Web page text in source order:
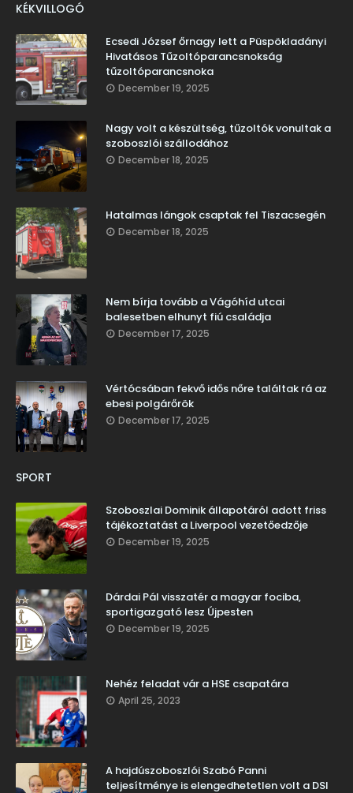
KÉKVILLOGÓ
Ecsedi József őrnagy lett a Püspökladányi
Hivatásos Tűzoltóparancsnokság
tűzoltóparancsnoka
December 19, 2025
Nagy volt a készültség, tűzoltók vonultak a
szoboszlói szállodához
December 18, 2025
Hatalmas lángok csaptak fel Tiszacsegén
December 18, 2025
Nem bírja tovább a Vágóhíd utcai
balesetben elhunyt fiú családja
December 17, 2025
Vértócsában fekvő idős nőre találtak rá az
ebesi polgárőrök
December 17, 2025
SPORT
Szoboszlai Dominik állapotáról adott friss
tájékoztatást a Liverpool vezetőedzője
December 19, 2025
Dárdai Pál visszatér a magyar fociba,
sportigazgató lesz Újpesten
December 19, 2025
Nehéz feladat vár a HSE csapatára
April 25, 2023
A hajdúszoboszlói Szabó Panni
teljesítménye is elengedhetetlen volt a DSI